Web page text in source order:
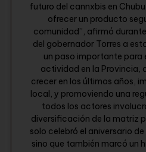
futuro del cannxbis en
ofrecer un producto
comunidad”, afirmó
del gobernador Torres a
un paso importante para
actividad en la Provincia,
crecer en los últimos años,
local, y promoviendo una
todos los actores
diversificación de la matriz
solo celebró el aniversario
sino que también marcó un